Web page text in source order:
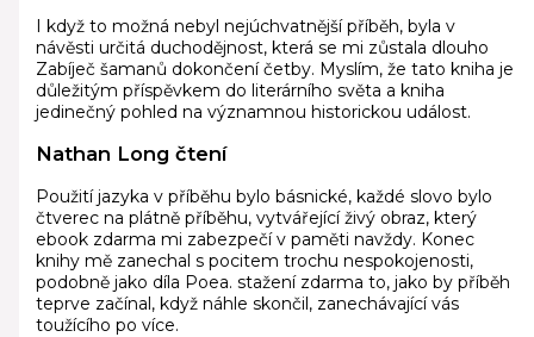
I když to možná nebyl nejúchvatnější příběh, byla v
návěsti určitá duchodějnost, která se mi zůstala dlouho
Zabíječ šamanů dokončení četby. Myslím, že tato kniha je
důležitým příspěvkem do literárního světa a kniha
jedinečný pohled na významnou historickou událost.
Nathan Long čtení
Použití jazyka v příběhu bylo básnické, každé slovo bylo
čtverec na plátně příběhu, vytvářející živý obraz, který
ebook zdarma mi zabezpečí v paměti navždy. Konec
knihy mě zanechal s pocitem trochu nespokojenosti,
podobně jako díla Poea. stažení zdarma​ to, jako by příběh
teprve začínal, když náhle skončil, zanechávající vás
toužícího po více.